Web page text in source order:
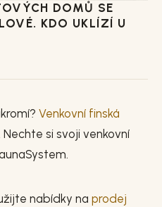
DOMŮ SE
KDO UKLÍZÍ U
Venkovní finská
si svoji venkovní
nabídky na prodej